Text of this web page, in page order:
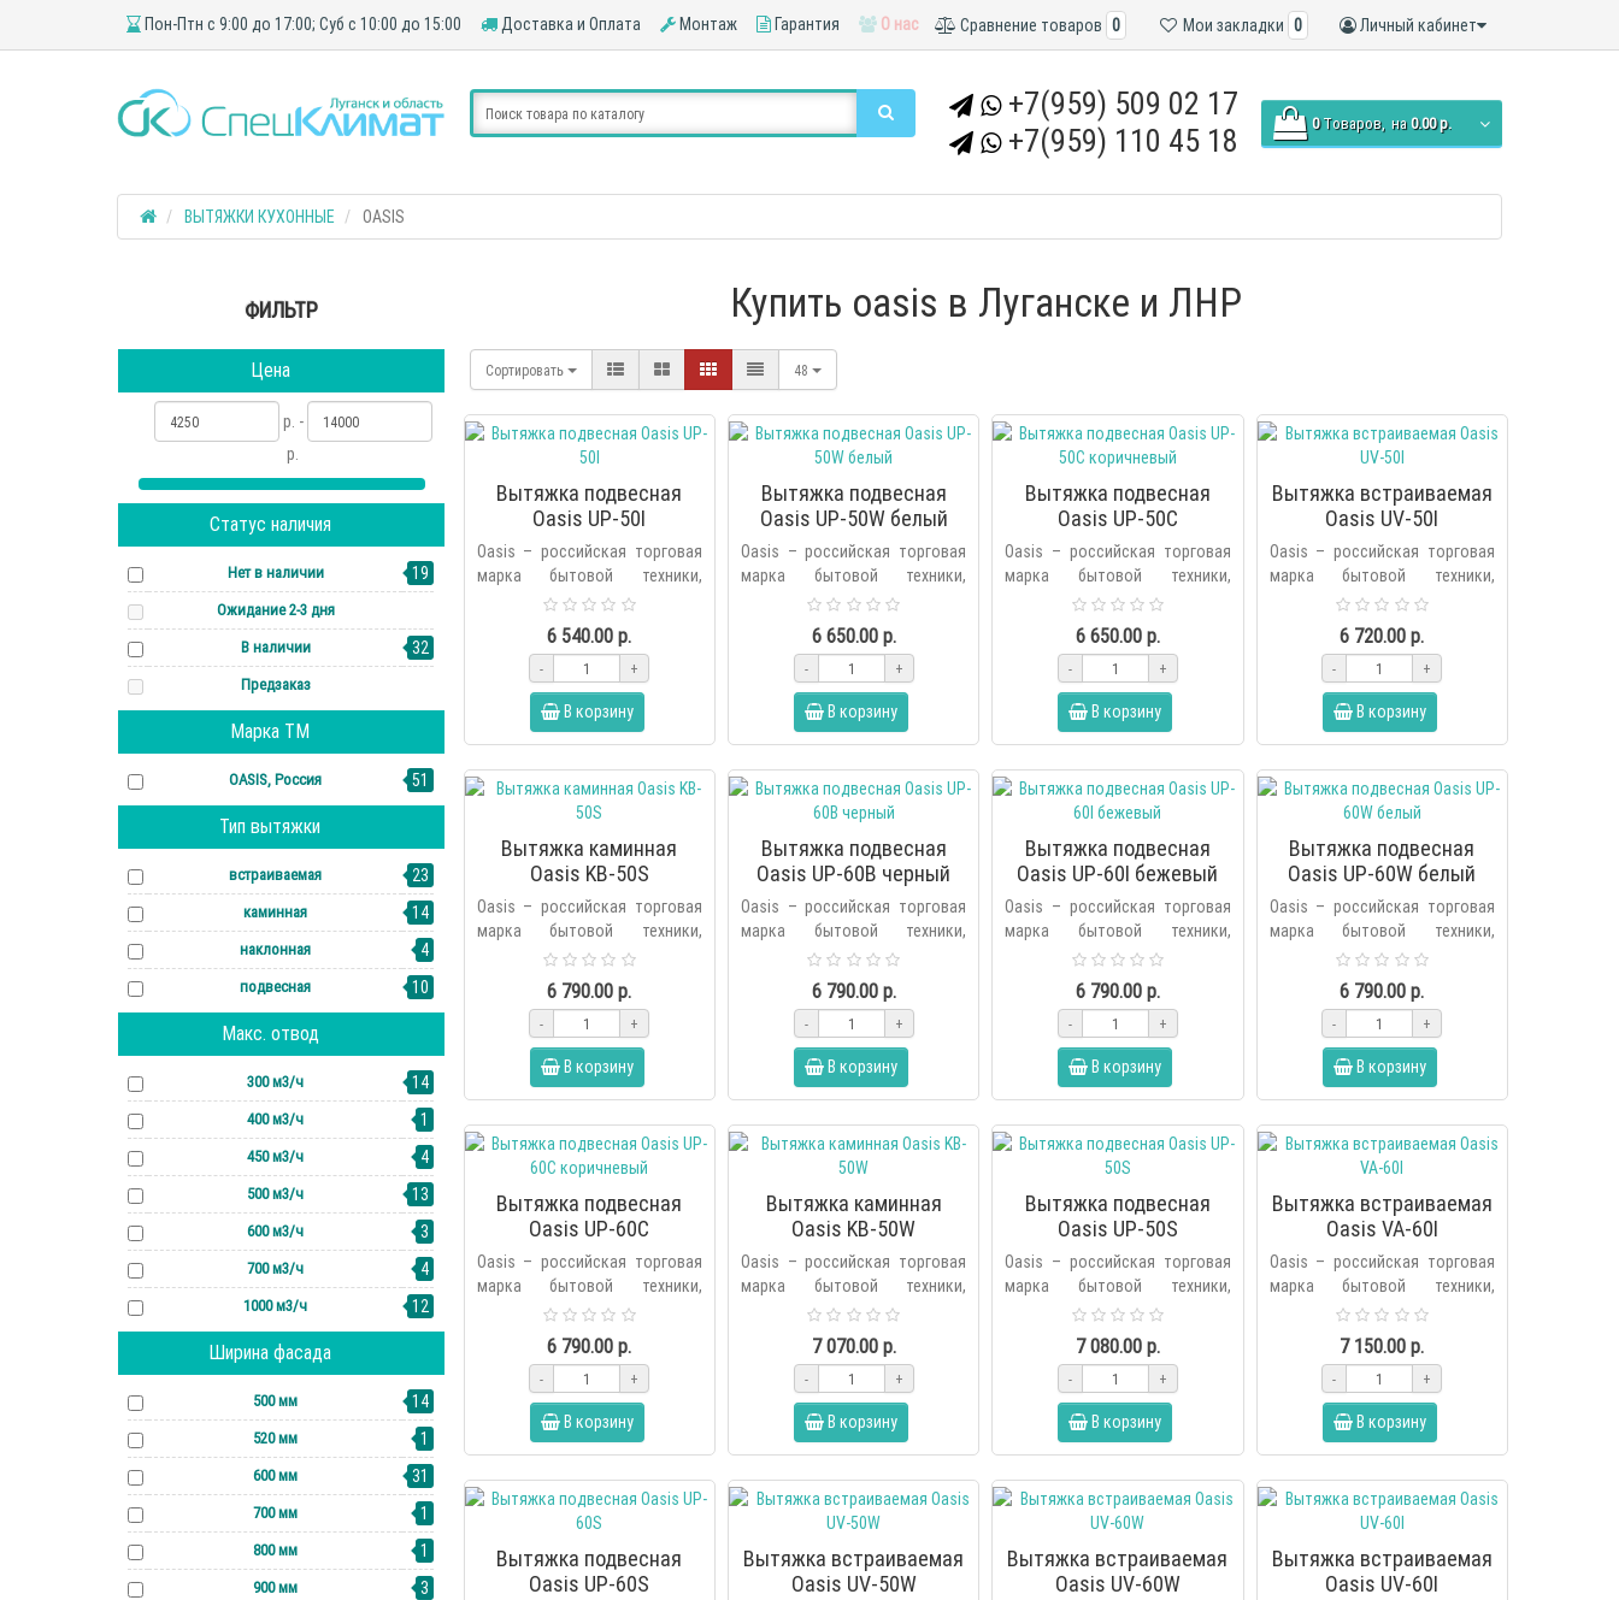
Пон-Птн с 9:00 до 17:00; Суб с 10:00 до 15:00 Доставка и Оплата Монтаж Гарантия О нас Личный кабинет
Мои закладки 0
Сравнение товаров 0
+7(959) 509 02 17
+7(959) 110 45 18
0 Tоваров, на0.00 р.
ВЫТЯЖКИ КУХОННЫЕ OASIS
ФИЛЬТР
Цена
р. -
р.
Статус наличия
Нет в наличии 19
Ожидание 2-3 дня
В наличии
32
Предзаказ
Марка ТМ
OASIS, Россия 51
Тип вытяжки
встраиваемая 23
каминная 14
наклонная 4
подвесная 10
Макс. отвод
300 м3/ч 14
400 м3/ч 1
450 м3/ч 4
500 м3/ч 13
600 м3/ч 3
700 м3/ч 4
1000 м3/ч 12
Ширина фасада
500 мм 14
520 мм 1
600 мм 31
700 мм 1
800 мм 1
900 мм 3
Купить oasis в Луганске и ЛНР
Сортировать 48
Вытяжка подвесная
Oasis UP-50I
Oasis – российская торговая
марка бытовой техники,
основанная холдингом Forte в
2006 году. В продуктовую
линейку бренда вх..
6 540.00 р.
- +
В корзину
Вытяжка подвесная
Oasis UP-50W белый
Oasis – российская торговая
марка бытовой техники,
основанная холдингом Forte в
2006 году. В продуктовую
линейку бренда вх..
6 650.00 р.
- +
В корзину
Вытяжка подвесная
Oasis UP-50С
коричневый
Oasis – российская торговая
марка бытовой техники,
основанная холдингом Forte в
2006 году. В продуктовую
линейку бренда вх..
6 650.00 р.
- +
В корзину
Вытяжка встраиваемая
Oasis UV-50I
Oasis – российская торговая
марка бытовой техники,
основанная холдингом Forte в
2006 году. В продуктовую
линейку бренда вх..
6 720.00 р.
- +
В корзину
Вытяжка каминная
Oasis KB-50S
Oasis – российская торговая
марка бытовой техники,
основанная холдингом Forte в
2006 году. В продуктовую
линейку бренда вх..
6 790.00 р.
- +
В корзину
Вытяжка подвесная
Oasis UP-60B черный
Oasis – российская торговая
марка бытовой техники,
основанная холдингом Forte в
2006 году. В продуктовую
линейку бренда вх..
6 790.00 р.
- +
В корзину
Вытяжка подвесная
Oasis UP-60I бежевый
Oasis – российская торговая
марка бытовой техники,
основанная холдингом Forte в
2006 году. В продуктовую
линейку бренда вх..
6 790.00 р.
- +
В корзину
Вытяжка подвесная
Oasis UP-60W белый
Oasis – российская торговая
марка бытовой техники,
основанная холдингом Forte в
2006 году. В продуктовую
линейку бренда вх..
6 790.00 р.
- +
В корзину
Вытяжка подвесная
Oasis UP-60С
коричневый
Oasis – российская торговая
марка бытовой техники,
основанная холдингом Forte в
2006 году. В продуктовую
линейку бренда вх..
6 790.00 р.
- +
В корзину
Вытяжка каминная
Oasis KB-50W
Oasis – российская торговая
марка бытовой техники,
основанная холдингом Forte в
2006 году. В продуктовую
линейку бренда вх..
7 070.00 р.
- +
В корзину
Вытяжка подвесная
Oasis UP-50S
Oasis – российская торговая
марка бытовой техники,
основанная холдингом Forte в
2006 году. В продуктовую
линейку бренда вх..
7 080.00 р.
- +
В корзину
Вытяжка встраиваемая
Oasis VA-60I
Oasis – российская торговая
марка бытовой техники,
основанная холдингом Forte в
2006 году. В продуктовую
линейку бренда вх..
7 150.00 р.
- +
В корзину
Вытяжка подвесная
Oasis UP-60S
Вытяжка встраиваемая
Oasis UV-50W
Вытяжка встраиваемая
Oasis UV-60W
Вытяжка встраиваемая
Oasis UV-60I